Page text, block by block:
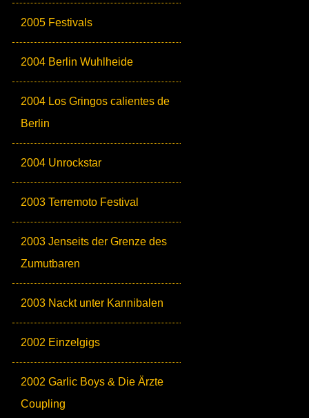
2005 Festivals
2004 Berlin Wuhlheide
2004 Los Gringos calientes de
Berlin
2004 Unrockstar
2003 Terremoto Festival
2003 Jenseits der Grenze des
Zumutbaren
2003 Nackt unter Kannibalen
2002 Einzelgigs
2002 Garlic Boys & Die Ärzte
Coupling